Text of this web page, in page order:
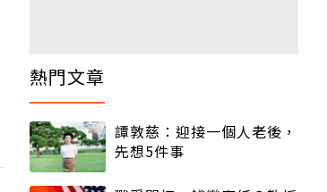
熱門文章
譚敦慈：迎接一個人老後，
先想5件事